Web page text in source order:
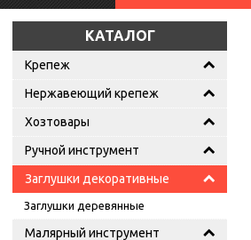
КАТАЛОГ
Крепеж
Нержавеющий крепеж
Хозтовары
Ручной инструмент
Заглушки декоративные
Заглушки деревянные
Малярный инструмент